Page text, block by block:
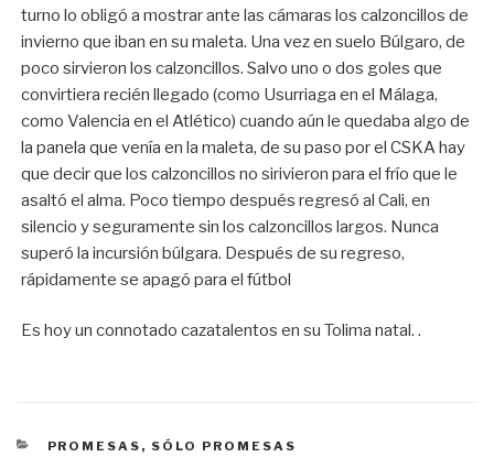
turno lo obligó a mostrar ante las cámaras los calzoncillos de
invierno que iban en su maleta. Una vez en suelo Búlgaro, de
poco sirvieron los calzoncillos. Salvo uno o dos goles que
convirtiera recién llegado (como Usurriaga en el Málaga,
como Valencia en el Atlético) cuando aún le quedaba algo de
la panela que venía en la maleta, de su paso por el CSKA hay
que decir que los calzoncillos no sirivieron para el frío que le
asaltó el alma. Poco tiempo después regresó al Cali, en
silencio y seguramente sin los calzoncillos largos. Nunca
superó la incursión búlgara. Después de su regreso,
rápidamente se apagó para el fútbol
Es hoy un connotado cazatalentos en su Tolima natal. .
CATEGORÍAS
PROMESAS, SÓLO PROMESAS